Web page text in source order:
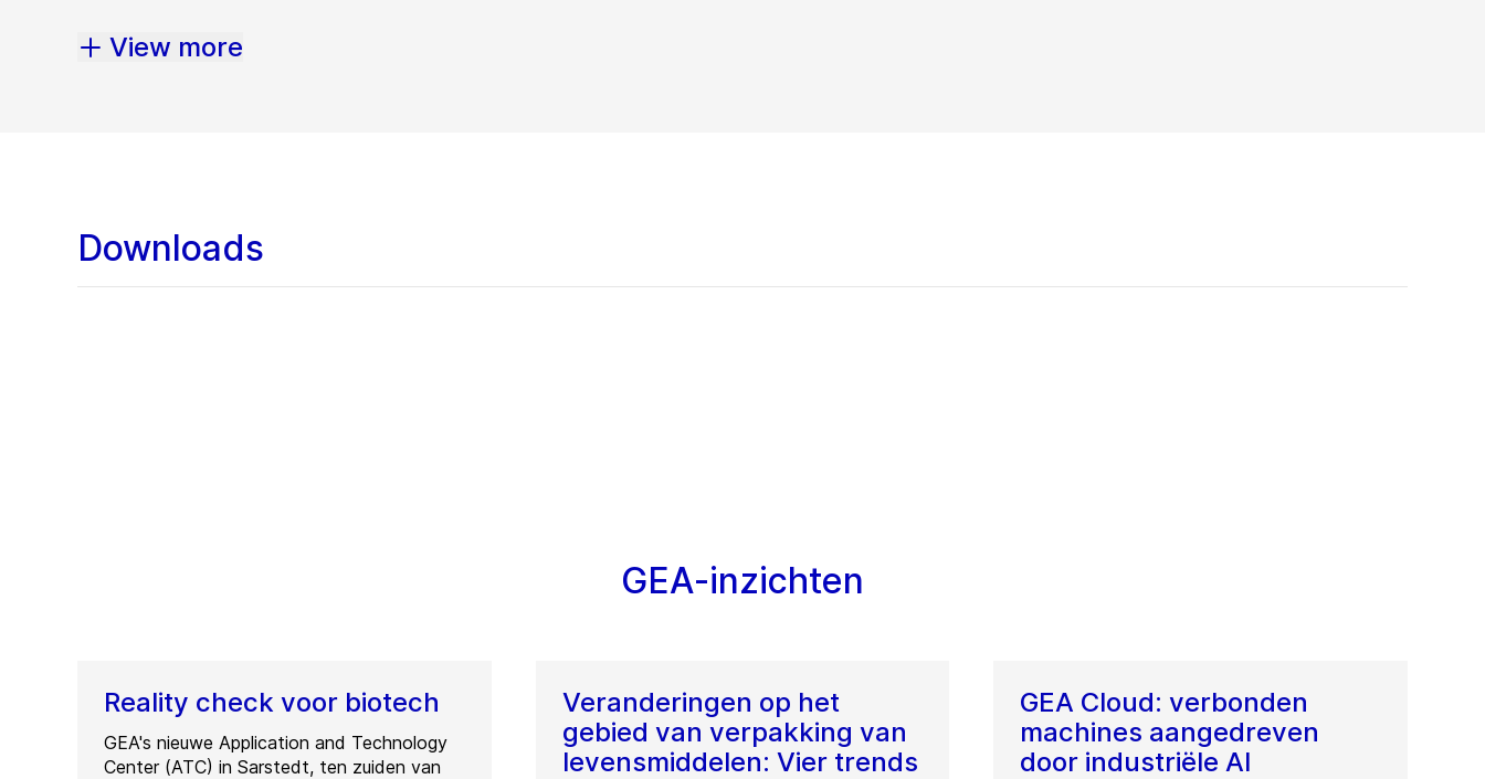
View more
Downloads
GEA-inzichten
Reality check voor biotech
GEA's nieuwe Application and Technology
Center (ATC) in Sarstedt, ten zuiden van
Veranderingen op het
gebied van verpakking van
levensmiddelen: Vier trends
GEA Cloud: verbonden
machines aangedreven
door industriële AI